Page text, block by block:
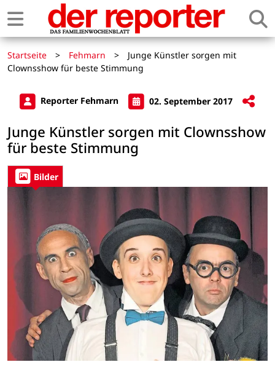
Startseite > Fehmarn >
Junge Künstler sorgen mit
Clownsshow für beste Stimmung
Reporter Fehmarn 02. September 2017
Junge Künstler sorgen mit Clownsshow
für beste Stimmung
Bilder